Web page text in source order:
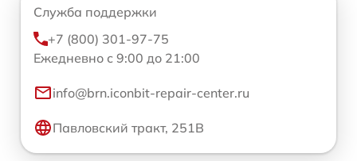
Служба поддержки
+7 (800) 301-97-75
Ежедневно с 9:00 до 21:00
info@brn.iconbit-repair-center.ru
Павловский тракт, 251В